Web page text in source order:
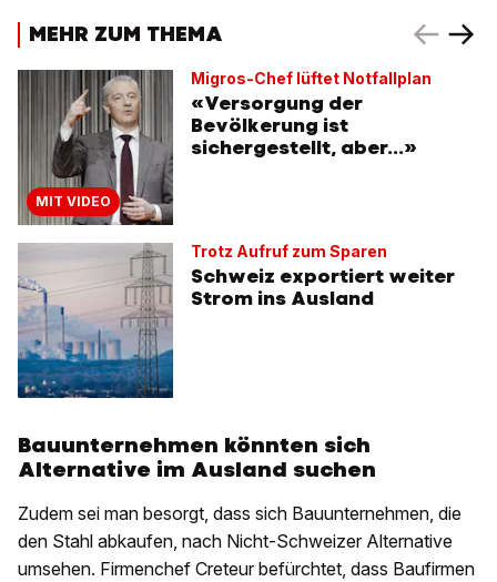
MEHR ZUM THEMA
MIT VIDEO
Migros-Chef lüftet Notfallplan
«Versorgung der
Bevölkerung ist
sichergestellt, aber...»
Trotz Aufruf zum Sparen
Schweiz exportiert weiter
Strom ins Ausland
Bauunternehmen könnten sich
Alternative im Ausland suchen
Zudem sei man besorgt, dass sich Bauunternehmen, die
den Stahl abkaufen, nach Nicht-Schweizer Alternative
umsehen. Firmenchef Creteur befürchtet, dass Baufirmen